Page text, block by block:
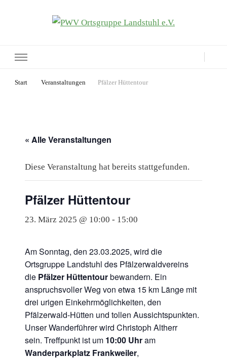
Start Veranstaltungen Pfälzer Hüttentour
« Alle Veranstaltungen
Diese Veranstaltung hat bereits stattgefunden.
Pfälzer Hüttentour
23. März 2025 @ 10:00 - 15:00
Am Sonntag, den 23.03.2025, wird die
Ortsgruppe Landstuhl des Pfälzerwaldvereins
die Pfälzer Hüttentourbewandern. Ein
anspruchsvoller Weg von etwa 15 km Länge mit
drei urigen Einkehrmöglichkeiten, den
Pfälzerwald-Hütten und tollen Aussichtspunkten.
Unser Wanderführer wird Christoph Altherr
sein. Treffpunkt ist um 10:00 Uhram
Wanderparkplatz Frankweiler,